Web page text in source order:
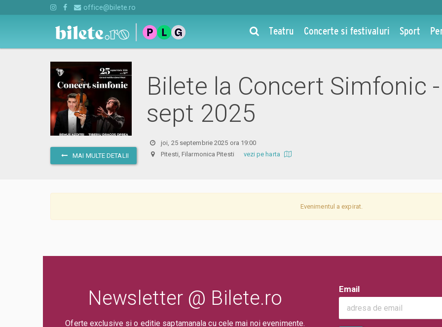
office@bilete.ro
Teatru Concerte si festivaluri Sport
MAI MULTE DETALII
Bilete la Concert Simfonic
sept 2025
joi, 25 septembrie 2025 ora 19:00
Pitesti, Filarmonica Pitesti vezi pe harta
Evenimentul a expirat.
Newsletter @ Bilete.ro
Oferte exclusive si o editie saptamanala cu cele mai noi evenimente.
Email